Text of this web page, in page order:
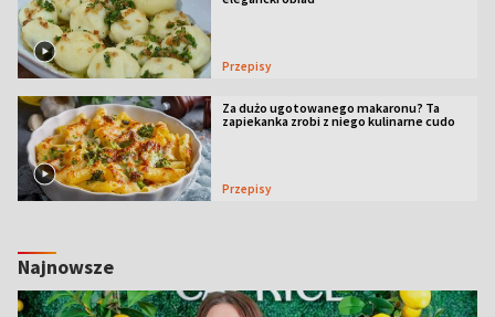
Przepisy
Za dużo ugotowanego makaronu? Ta
zapiekanka zrobi z niego kulinarne cudo
Przepisy
Najnowsze